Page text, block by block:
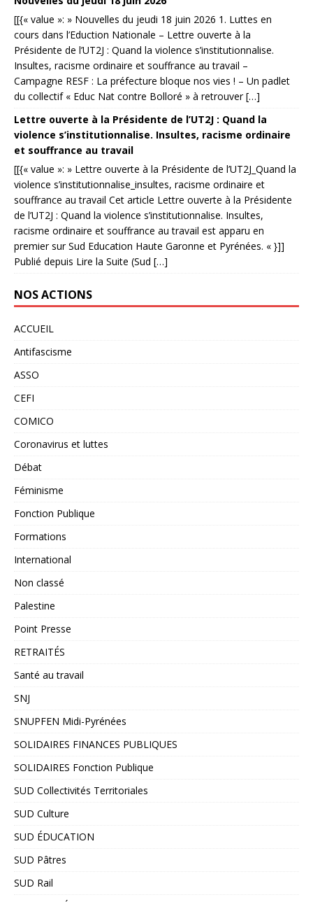
[[{« value »: » Nouvelles du jeudi 18 juin 2026 1. Luttes en
cours dans l’Eduction Nationale – Lettre ouverte à la
Présidente de l’UT2J : Quand la violence s’institutionnalise.
Insultes, racisme ordinaire et souffrance au travail –
Campagne RESF : La préfecture bloque nos vies ! – Un padlet
du collectif « Educ Nat contre Bolloré » à retrouver […]
Lettre ouverte à la Présidente de l’UT2J : Quand la
violence s’institutionnalise. Insultes, racisme ordinaire
et souffrance au travail
[[{« value »: » Lettre ouverte à la Présidente de l’UT2J_Quand la
violence s’institutionnalise_insultes, racisme ordinaire et
souffrance au travail Cet article Lettre ouverte à la Présidente
de l’UT2J : Quand la violence s’institutionnalise. Insultes,
racisme ordinaire et souffrance au travail est apparu en
premier sur Sud Education Haute Garonne et Pyrénées. « }]]
Publié depuis Lire la Suite (Sud […]
NOS ACTIONS
ACCUEIL
Antifascisme
ASSO
CEFI
COMICO
Coronavirus et luttes
Débat
Féminisme
Fonction Publique
Formations
International
Non classé
Palestine
Point Presse
RETRAITÉS
Santé au travail
SNJ
SNUPFEN Midi-Pyrénées
SOLIDAIRES FINANCES PUBLIQUES
SOLIDAIRES Fonction Publique
SUD Collectivités Territoriales
SUD Culture
SUD ÉDUCATION
SUD Pâtres
SUD Rail